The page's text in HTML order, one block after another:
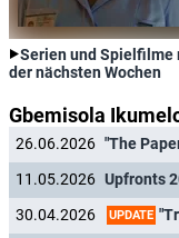
Serien und Spielfilme
der nächsten Wochen
Gbemisola
26.06.2026
11.05.2026
30.04.2026
UPDATE